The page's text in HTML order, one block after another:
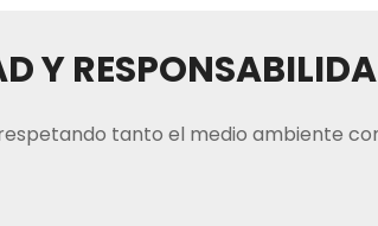
Y
tanto el medio ambiente